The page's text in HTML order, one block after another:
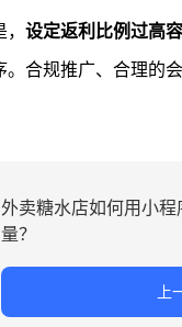
设定返利比例过高
合规推广、合理的会
外卖糖水店如何用小
量？
上